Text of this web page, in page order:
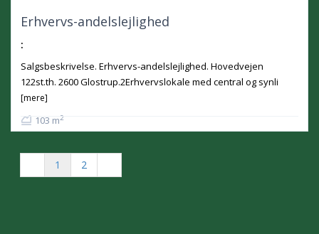
Erhvervs-andelslejlighed
:
Salgsbeskrivelse. Erhvervs-andelslejlighed. Hovedvejen
122st.th. 2600 Glostrup.2Erhvervslokale med central og synli
[mere]
103 m2
1 2